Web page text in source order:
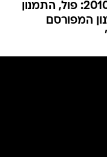
הגדולים והנזכרים של מונדיאל 2010: פול, התמנון
המפורסם